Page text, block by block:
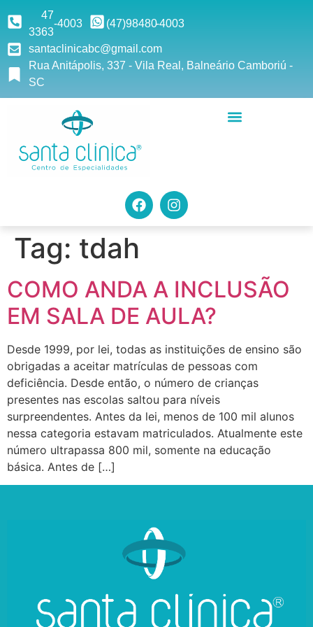
47
3363
-4003 (47)98480-4003
santaclinicabc@gmail.com
Rua Anitápolis, 337 - Vila Real, Balneário Camboriú -
SC
Tag: tdah
COMO ANDA A INCLUSÃO
EM SALA DE AULA?
Desde 1999, por lei, todas as instituições de ensino são
obrigadas a aceitar matrículas de pessoas com
deficiência. Desde então, o número de crianças
presentes nas escolas saltou para níveis
surpreendentes. Antes da lei, menos de 100 mil alunos
nessa categoria estavam matriculados. Atualmente este
número ultrapassa 800 mil, somente na educação
básica. Antes de […]